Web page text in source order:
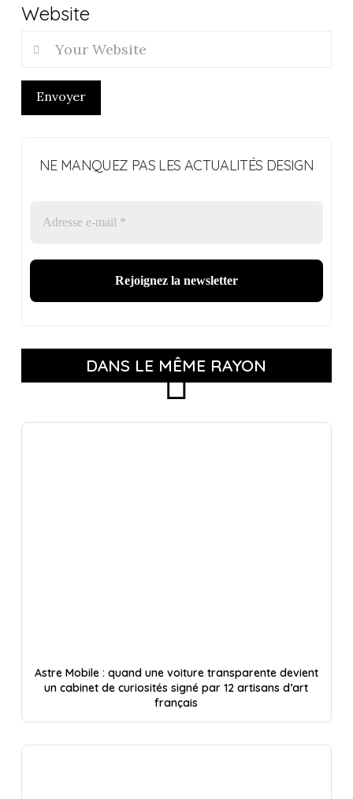
Website
Envoyer
NE MANQUEZ PAS LES ACTUALITÉS DESIGN
DANS LE MÊME RAYON
Astre Mobile : quand une voiture transparente devient
un cabinet de curiosités signé par 12 artisans d’art
français